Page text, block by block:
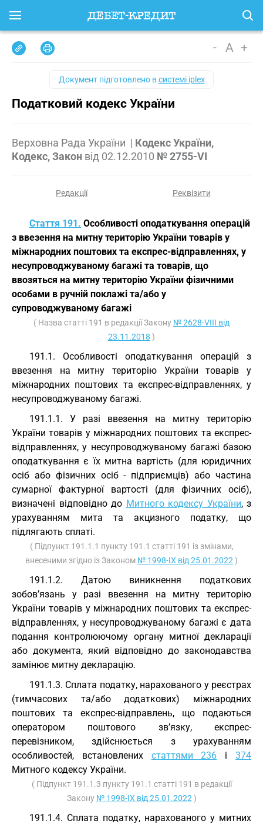
- A +
Документ підготовлено всистемі iplex
Податковий кодекс України
Верховна Рада України | Кодекс України,
Кодекс, Закон від 02.12.2010 № 2755-VI
Редакції Реквізити
Стаття 191. Особливості оподаткування операцій
з ввезення на митну територію України товарів у
міжнародних поштових та експрес-відправленнях, у
несупроводжуваному багажі та товарів, що
ввозяться на митну територію України фізичними
особами в ручній поклажі та/або у
супроводжуваному багажі
( Назва статті 191 в редакції Закону № 2628-VIII від
23.11.2018 )
191.1. Особливості оподаткування операцій з
ввезення на митну територію України товарів у
міжнародних поштових та експрес-відправленнях, у
несупроводжуваному багажі.
191.1.1. У разі ввезення на митну територію
України товарів у міжнародних поштових та експрес-
відправленнях, у несупроводжуваному багажі базою
оподаткування є їх митна вартість (для юридичних
осіб або фізичних осіб - підприємців) або частина
сумарної фактурної вартості (для фізичних осіб),
визначені відповідно до Митного кодексу України, з
урахуванням мита та акцизного податку, що
підлягають сплаті.
( Підпункт 191.1.1 пункту 191.1 статті 191 із змінами,
внесеними згідно із Законом № 1998-IX від 25.01.2022 )
191.1.2. Датою виникнення податкових
зобов’язань у разі ввезення на митну територію
України товарів у міжнародних поштових та експрес-
відправленнях, у несупроводжуваному багажі є дата
подання контролюючому органу митної декларації
або документа, який відповідно до законодавства
замінює митну декларацію.
191.1.3. Сплата податку, нарахованого у реєстрах
(тимчасових та/або додаткових) міжнародних
поштових та експрес-відправлень, що подаються
оператором поштового зв’язку, експрес-
перевізником, здійснюється з урахуванням
особливостей, встановлених статтями 236 і374
Митного кодексу України.
( Підпункт 191.1.3 пункту 191.1 статті 191 в редакції
Закону № 1998-IX від 25.01.2022 )
191.1.4. Сплата податку, нарахованого у митних